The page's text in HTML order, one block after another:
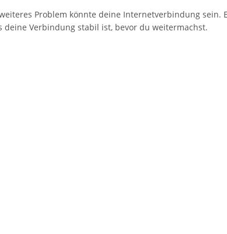
Problem könnte deine Internetverbindung
deine Verbindung stabil ist, bevor du weitermachst.